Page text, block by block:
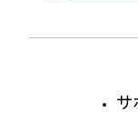
外
サ